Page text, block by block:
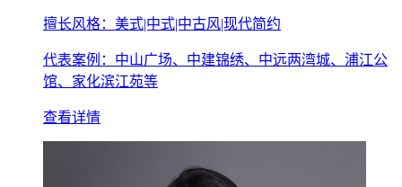
擅长风格：美式|中式|中古风|现代简约
代表案例：中山广场、中建锦绣、中远两湾城、浦江公
馆、家化滨江苑等
查看详情